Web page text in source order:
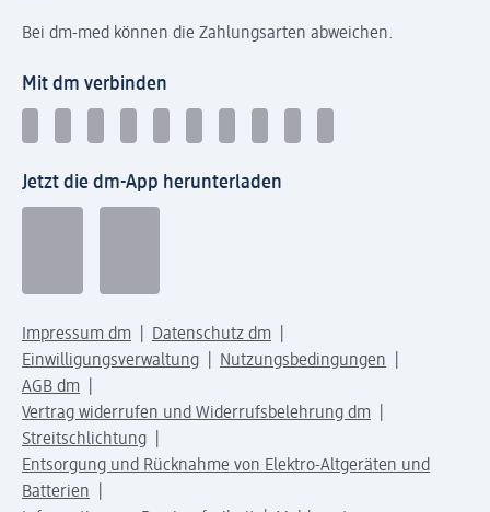
Bei dm-med können die Zahlungsarten abweichen.
Mit dm verbinden
Jetzt die dm-App herunterladen
Impressum dm
Datenschutz dm
Einwilligungsverwaltung
Nutzungsbedingungen
AGB dm
Vertrag widerrufen und Widerrufsbelehrung dm
Streitschlichtung
Entsorgung und Rücknahme von Elektro-Altgeräten und
Batterien